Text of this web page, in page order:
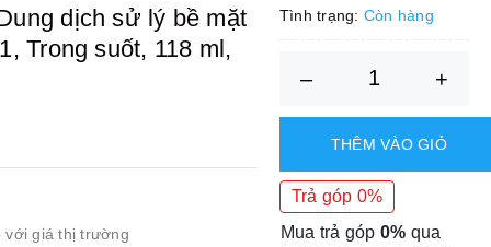
dịch sử lý bề mặt
Trong suốt, 118 ml,
với giá thị trường
Tình trạng: Còn hàng
– +
THÊM VÀO GIỎ
Trả góp 0%
Mua trả góp 0% qua